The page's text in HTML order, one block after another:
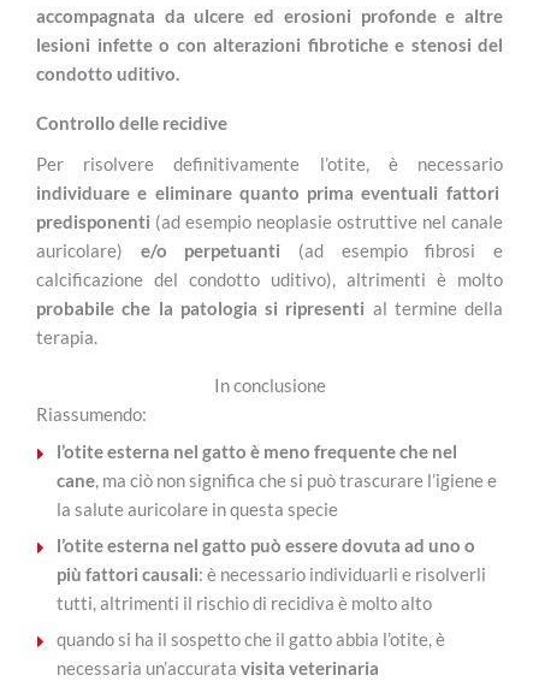
accompagnata da ulcere ed erosioni profonde e altre
lesioni infette o con alterazioni fibrotiche e stenosi del
condotto uditivo.
Controllo delle recidive
Per risolvere definitivamente l’otite, è necessario
individuare e eliminare quanto prima eventuali fattori
predisponenti (ad esempio neoplasie ostruttive nel canale
auricolare) e/o perpetuanti (ad esempio fibrosi e
calcificazione del condotto uditivo), altrimenti è molto
probabile che la patologia si ripresenti al termine della
terapia.
In conclusione
Riassumendo:
l’otite esterna nel gatto è meno frequente che nel
cane, ma ciò non significa che si può trascurare l’igiene e
la salute auricolare in questa specie
l’otite esterna nel gatto può essere dovuta ad uno o
più fattori causali: è necessario individuarli e risolverli
tutti, altrimenti il rischio di recidiva è molto alto
quando si ha il sospetto che il gatto abbia l’otite, è
necessaria un’accurata visita veterinaria